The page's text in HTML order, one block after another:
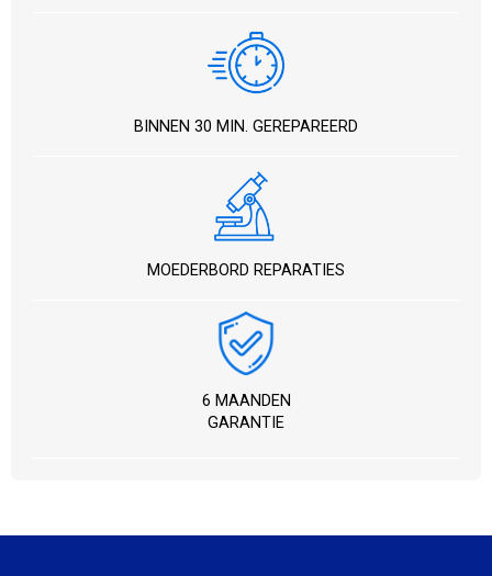
BINNEN 30 MIN. GEREPAREERD
MOEDERBORD REPARATIES
6 MAANDEN
GARANTIE